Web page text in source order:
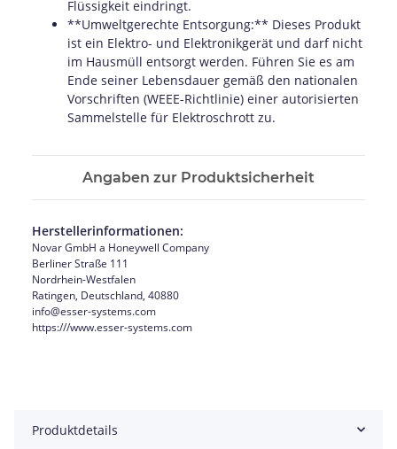
Flüssigkeit eindringt.
**Umweltgerechte Entsorgung:** Dieses Produkt
ist ein Elektro- und Elektronikgerät und darf nicht
im Hausmüll entsorgt werden. Führen Sie es am
Ende seiner Lebensdauer gemäß den nationalen
Vorschriften (WEEE-Richtlinie) einer autorisierten
Sammelstelle für Elektroschrott zu.
Angaben zur Produktsicherheit
Herstellerinformationen:
Novar GmbH a Honeywell Company
Berliner Straße 111
Nordrhein-Westfalen
Ratingen, Deutschland, 40880
info@esser-systems.com
https:///www.esser-systems.com
Produktdetails